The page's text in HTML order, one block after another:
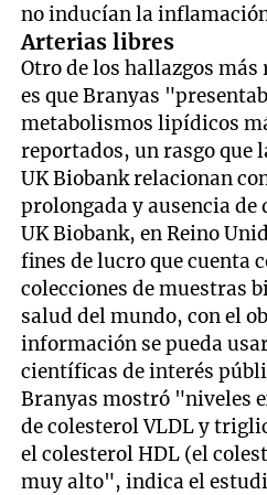
no inducían la
Arterias libres
Otro de los hallazgos
es que Branyas
metabolismos lipídicos
reportados, un rasgo que
UK Biobank relacionan
prolongada y ausencia de
UK Biobank, en Reino
fines de lucro que cuenta
colecciones de muestras
salud del mundo, con el
información se pueda
científicas de interés
Branyas mostró "niveles
de colesterol VLDL y
el colesterol HDL (el
muy alto", indica el